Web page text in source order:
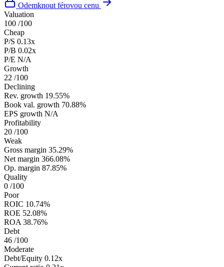
Odemknout férovou cenu
Valuation
100 /100
Cheap
P/S 0.13x
P/B 0.02x
P/E N/A
Growth
22 /100
Declining
Rev. growth 19.55%
Book val. growth 70.88%
EPS growth N/A
Profitability
20 /100
Weak
Gross margin 35.29%
Net margin 366.08%
Op. margin 87.85%
Quality
0 /100
Poor
ROIC 10.74%
ROE 52.08%
ROA 38.76%
Debt
46 /100
Moderate
Debt/Equity 0.12x